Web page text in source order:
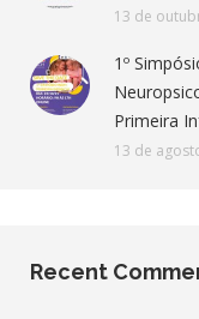
13 de
1º
Primeira
13 de
Recent